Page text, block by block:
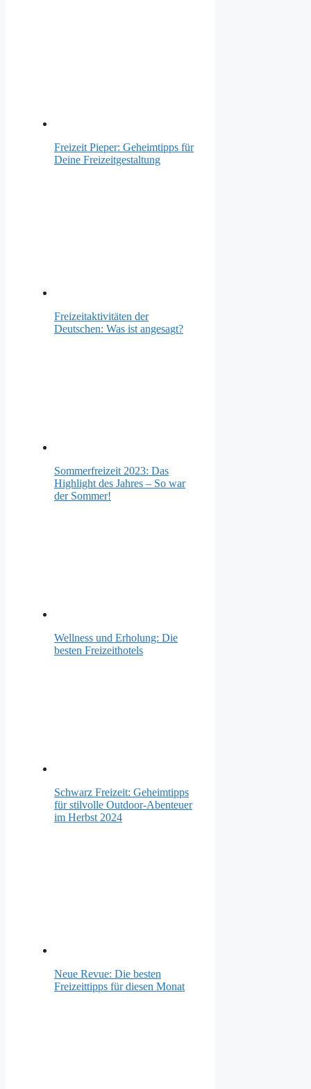
Freizeit Pieper: Geheimtipps für
Deine Freizeitgestaltung
Freizeitaktivitäten der
Deutschen: Was ist angesagt?
Sommerfreizeit 2023: Das
Highlight des Jahres – So war
der Sommer!
Wellness und Erholung: Die
besten Freizeithotels
Schwarz Freizeit: Geheimtipps
für stilvolle Outdoor-Abenteuer
im Herbst 2024
Neue Revue: Die besten
Freizeittipps für diesen Monat